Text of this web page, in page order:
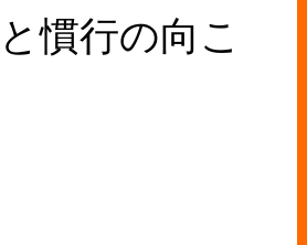
慣行の向こ